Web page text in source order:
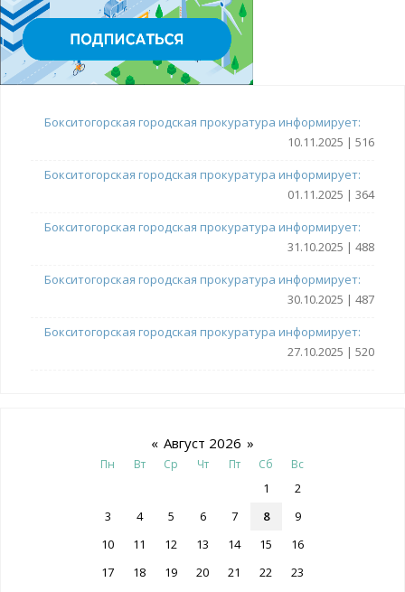
Бокситогорская городская прокуратура информирует:
10.11.2025 | 516
Бокситогорская городская прокуратура информирует:
01.11.2025 | 364
Бокситогорская городская прокуратура информирует:
31.10.2025 | 488
Бокситогорская городская прокуратура информирует:
30.10.2025 | 487
Бокситогорская городская прокуратура информирует:
27.10.2025 | 520
« Август 2026 »
Пн Вт Ср Чт Пт Сб Вс
1
2
3
4 5 6 7 8
9
10
11 12 13 14 15
16
17
18 19 20 21 22
23